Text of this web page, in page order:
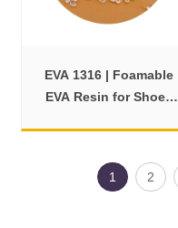
EVA 1316 | Foamable
EVA Resin for Shoes
1 2